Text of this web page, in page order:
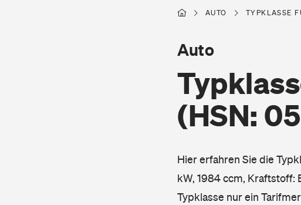
AUTO TYPKLASSE
(HSN:
Auto
Hier erfahren Sie die
kW, 1984 ccm, Kraftstoff:
Typklasse nur ein